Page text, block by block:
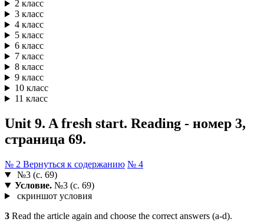
2 класс
3 класс
4 класс
5 класс
6 класс
7 класс
8 класс
9 класс
10 класс
11 класс
Unit 9. A fresh start. Reading - номер 3,
страница 69.
№ 2 Вернуться к содержанию № 4
№3 (с. 69)
Условие.№3 (с. 69)
скриншот условия
3 Read the article again and choose the correct answers (a-d).